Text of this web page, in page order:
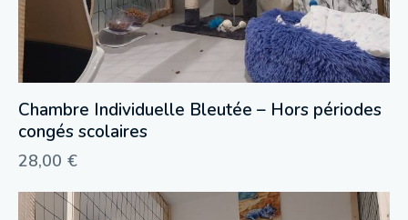
Chambre Individuelle Bleutée – Hors périodes
congés scolaires
28,00 €